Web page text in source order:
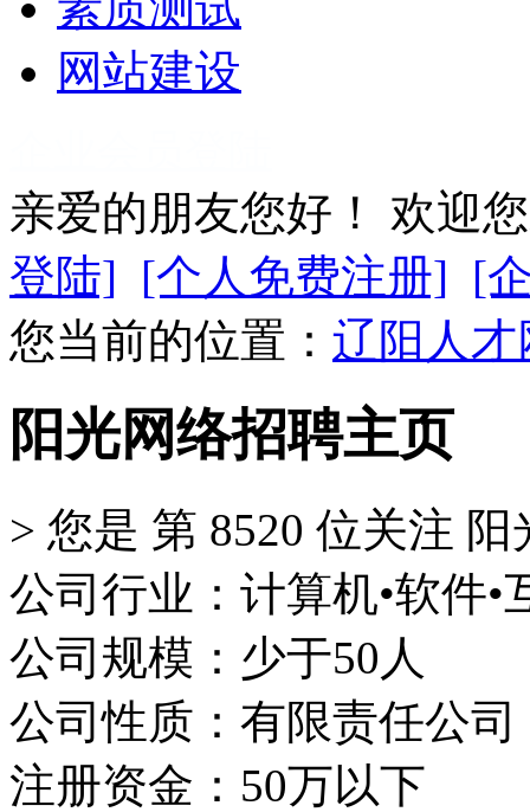
网站建设
亲爱的朋友您好！ 欢迎
登陆] [个人免费注册] [
您当前的位置： 辽阳人才
阳光网络招聘主页
> 您是 第 8520 位关注 阳
公司行业：计算机•软件•
公司规模：少于50人
公司性质：有限责任公司
注册资金：50万以下